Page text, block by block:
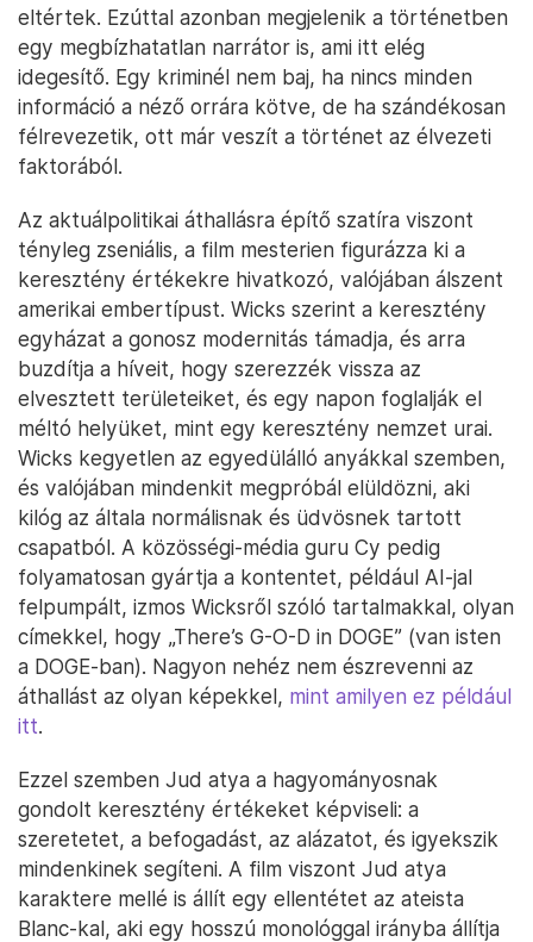
eltértek. Ezúttal azonban megjelenik a történetben
egy megbízhatatlan narrátor is, ami itt elég
idegesítő. Egy kriminél nem baj, ha nincs minden
információ a néző orrára kötve, de ha szándékosan
félrevezetik, ott már veszít a történet az élvezeti
faktorából.
Az aktuálpolitikai áthallásra építő szatíra viszont
tényleg zseniális, a film mesterien figurázza ki a
keresztény értékekre hivatkozó, valójában álszent
amerikai embertípust. Wicks szerint a keresztény
egyházat a gonosz modernitás támadja, és arra
buzdítja a híveit, hogy szerezzék vissza az
elvesztett területeiket, és egy napon foglalják el
méltó helyüket, mint egy keresztény nemzet urai.
Wicks kegyetlen az egyedülálló anyákkal szemben,
és valójában mindenkit megpróbál elüldözni, aki
kilóg az általa normálisnak és üdvösnek tartott
csapatból. A közösségi-média guru Cy pedig
folyamatosan gyártja a kontentet, például AI-jal
felpumpált, izmos Wicksről szóló tartalmakkal, olyan
címekkel, hogy „There’s G-O-D in DOGE” (van isten
a DOGE-ban). Nagyon nehéz nem észrevenni az
áthallást az olyan képekkel, mint amilyen ez például
itt.
Ezzel szemben Jud atya a hagyományosnak
gondolt keresztény értékeket képviseli: a
szeretetet, a befogadást, az alázatot, és igyekszik
mindenkinek segíteni. A film viszont Jud atya
karaktere mellé is állít egy ellentétet az ateista
Blanc-kal, aki egy hosszú monológgal irányba állítja